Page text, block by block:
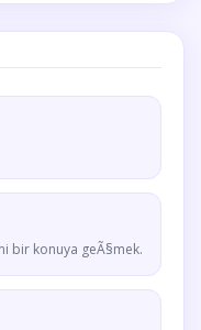
bir konuya geÃ§mek.